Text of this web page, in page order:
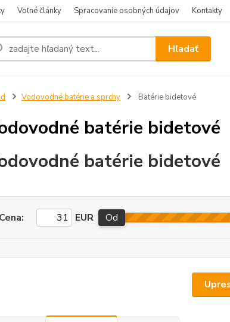
Voľné články Spracovanie osobných údajov Kontakty
Hľadať
Vodovodné batérie a sprchy Batérie bidetové
batérie bidetové
batérie bidetové
Cena: EUR Od